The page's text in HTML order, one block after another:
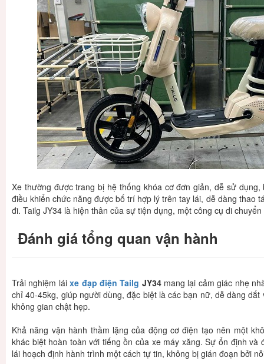
Xe thường được trang bị hệ thống khóa cơ đơn giản, dễ sử
điều khiển chức năng được bố trí hợp lý trên tay lái, dễ dàng thao
đi. Tailg JY34 là hiện thân của sự tiện dụng, một công cụ di
Đánh giá tổng quan vận hành
Trải nghiệm láixe đạp điện Tailg JY34mang lại cảm giác nhẹ
chỉ 40-45kg, giúp người dùng, đặc biệt là các bạn nữ, dễ dàng
không gian chật hẹp.
Khả năng vận hành thầm lặng của động cơ điện tạo nên một
khác biệt hoàn toàn với tiếng ồn của xe máy xăng. Sự ổn định
lái hoạch định hành trình một cách tự tin, không bị gián đoạn bởi